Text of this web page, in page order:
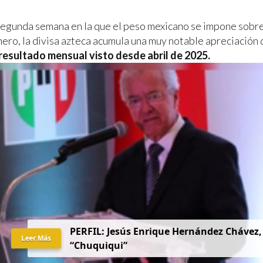
semana en la que el peso mexicano se impone
la divisa azteca acumula una muy notable apreciación
mensual visto desde abril de 2025.
PERFIL: Jesús Enrique Hernández Chávez,
“Chuquiqui”
Leer Más